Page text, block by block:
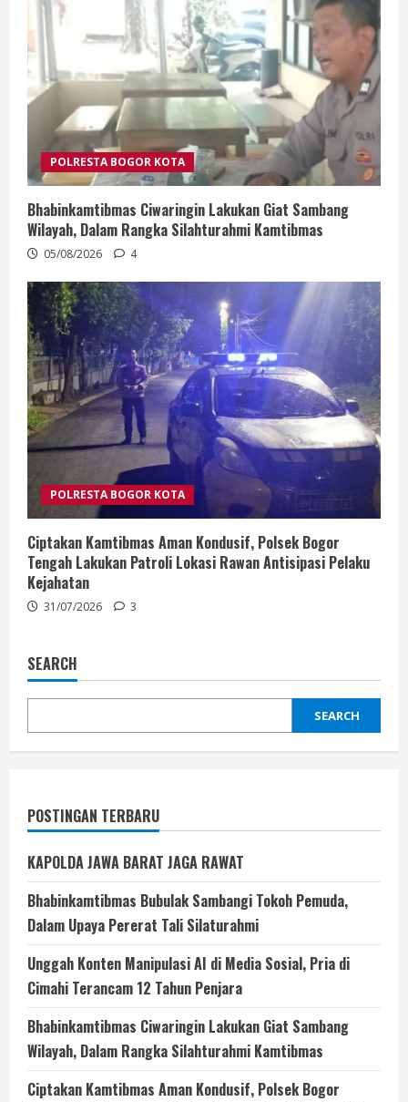
POLRESTA BOGOR KOTA
Bhabinkamtibmas Ciwaringin Lakukan Giat Sambang
Wilayah, Dalam Rangka Silahturahmi Kamtibmas
05/08/2026 4
POLRESTA BOGOR KOTA
Ciptakan Kamtibmas Aman Kondusif, Polsek Bogor
Tengah Lakukan Patroli Lokasi Rawan Antisipasi Pelaku
Kejahatan
31/07/2026 3
SEARCH
SEARCH
POSTINGAN TERBARU
KAPOLDA JAWA BARAT JAGA RAWAT
Bhabinkamtibmas Bubulak Sambangi Tokoh Pemuda,
Dalam Upaya Pererat Tali Silaturahmi
Unggah Konten Manipulasi AI di Media Sosial, Pria di
Cimahi Terancam 12 Tahun Penjara
Bhabinkamtibmas Ciwaringin Lakukan Giat Sambang
Wilayah, Dalam Rangka Silahturahmi Kamtibmas
Ciptakan Kamtibmas Aman Kondusif, Polsek Bogor